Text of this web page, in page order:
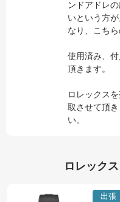
ンドアドレ
いという方
なり、こち
使用済み、
頂きます。
ロレックス
取させて頂
い。
ロレック
出張